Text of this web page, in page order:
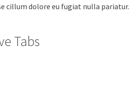
cillum dolore eu fugiat nulla pariatur.
Tabs